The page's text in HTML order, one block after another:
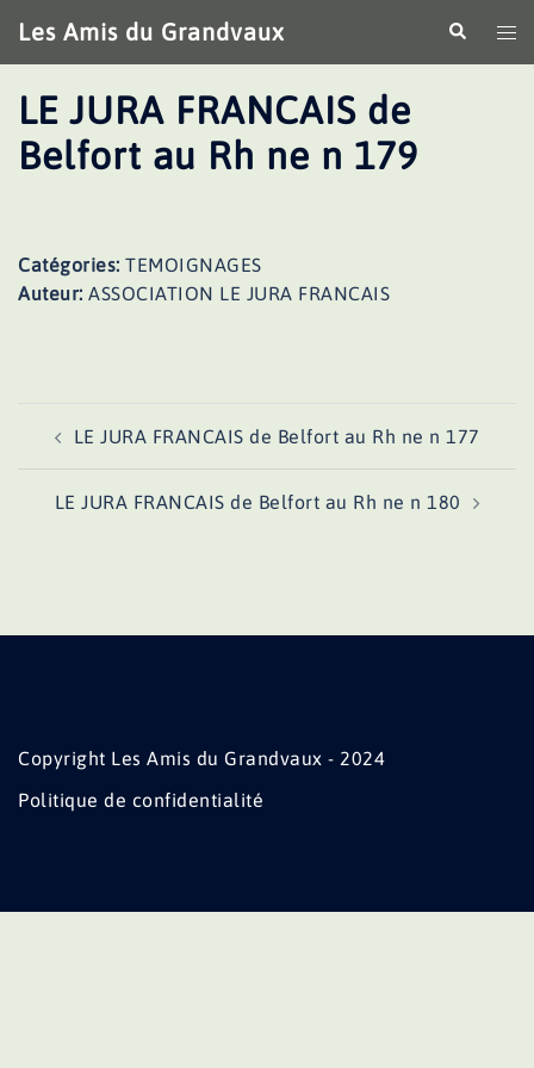
au
contenu
Les Amis du Grandvaux
le
LE JURA FRANCAIS de
Belfort au Rh ne n 179
Catégories: TEMOIGNAGES
Auteur: ASSOCIATION LE JURA FRANCAIS
d’article
LE JURA FRANCAIS de Belfort au Rh ne n 177
LE JURA FRANCAIS de Belfort au Rh ne n 180
Copyright Les Amis du Grandvaux - 2024
Politique de confidentialité